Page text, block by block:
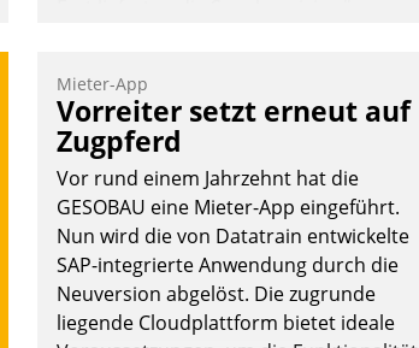
Vernetzungsideen fürs Quartier.
Dazwischen zeigte Datatrain, was es
Neues zu bieten hat.
Nadja Hußmann
Mieter-App
Vorreiter setzt erneut auf
Zugpferd
Vor rund einem Jahrzehnt hat die
GESOBAU eine Mieter-App eingeführt.
Nun wird die von Datatrain entwickelte
SAP-integrierte Anwendung durch die
Neuversion abgelöst. Die zugrunde
liegende Cloudplattform bietet ideale